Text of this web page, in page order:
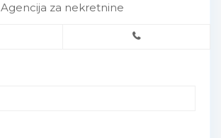
Agencija za nekretnine